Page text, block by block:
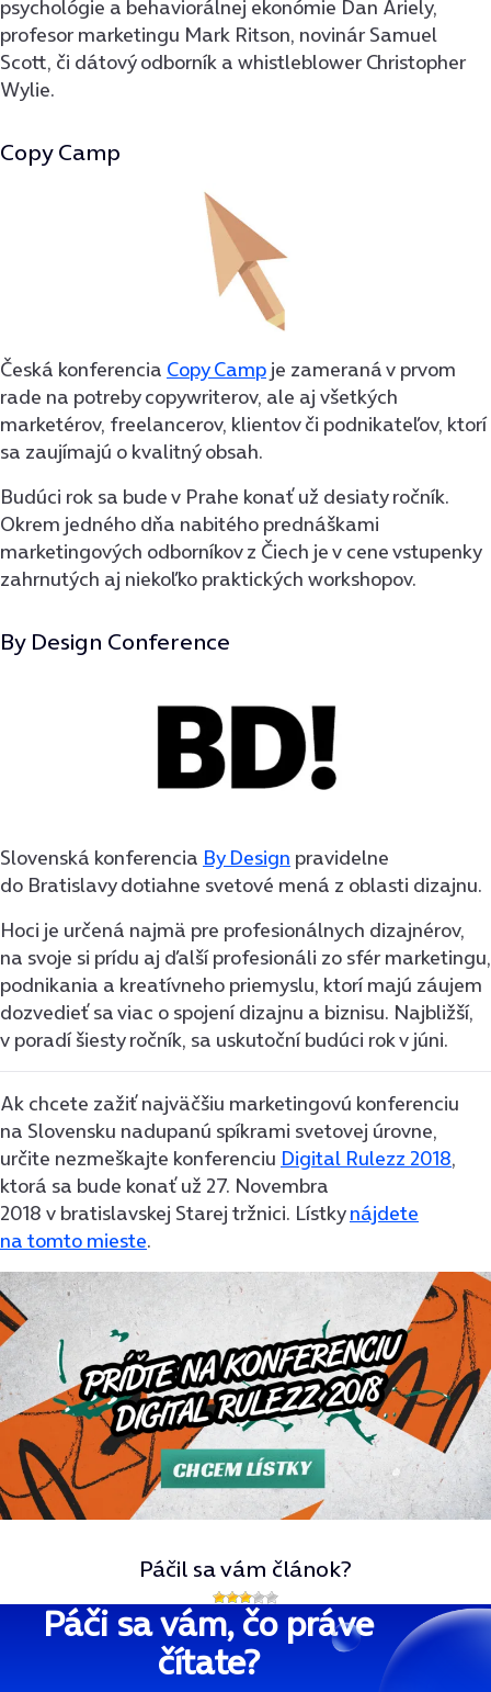
psychológie a behaviorálnej ekonómie Dan Ariely,
profesor marketingu Mark Ritson, novinár Samuel
Scott, či dátový odborník a whistleblower Christopher
Wylie.
Copy Camp
Česká konferencia Copy Camp je zameraná v prvom
rade na potreby copywriterov, ale aj všetkých
marketérov, freelancerov, klientov či podnikateľov, ktorí
sa zaujímajú o kvalitný obsah.
Budúci rok sa bude v Prahe konať už desiaty ročník.
Okrem jedného dňa nabitého prednáškami
marketingových odborníkov z Čiech je v cene vstupenky
zahrnutých aj niekoľko praktických workshopov.
By Design Conference
Slovenská konferencia By Design pravidelne
do Bratislavy dotiahne svetové mená z oblasti dizajnu.
Hoci je určená najmä pre profesionálnych dizajnérov,
na svoje si prídu aj ďalší profesionáli zo sfér marketingu,
podnikania a kreatívneho priemyslu, ktorí majú záujem
dozvedieť sa viac o spojení dizajnu a biznisu. Najbližší,
v poradí šiesty ročník, sa uskutoční budúci rok v júni.
Ak chcete zažiť najväčšiu marketingovú konferenciu
na Slovensku nadupanú spíkrami svetovej úrovne,
určite nezmeškajte konferenciu Digital Rulezz 2018,
ktorá sa bude konať už 27. Novembra
2018 v bratislavskej Starej tržnici. Lístkynájdete
na tomto mieste.
Páčil sa vám článok?
Páči sa vám, čo práve
čítate?